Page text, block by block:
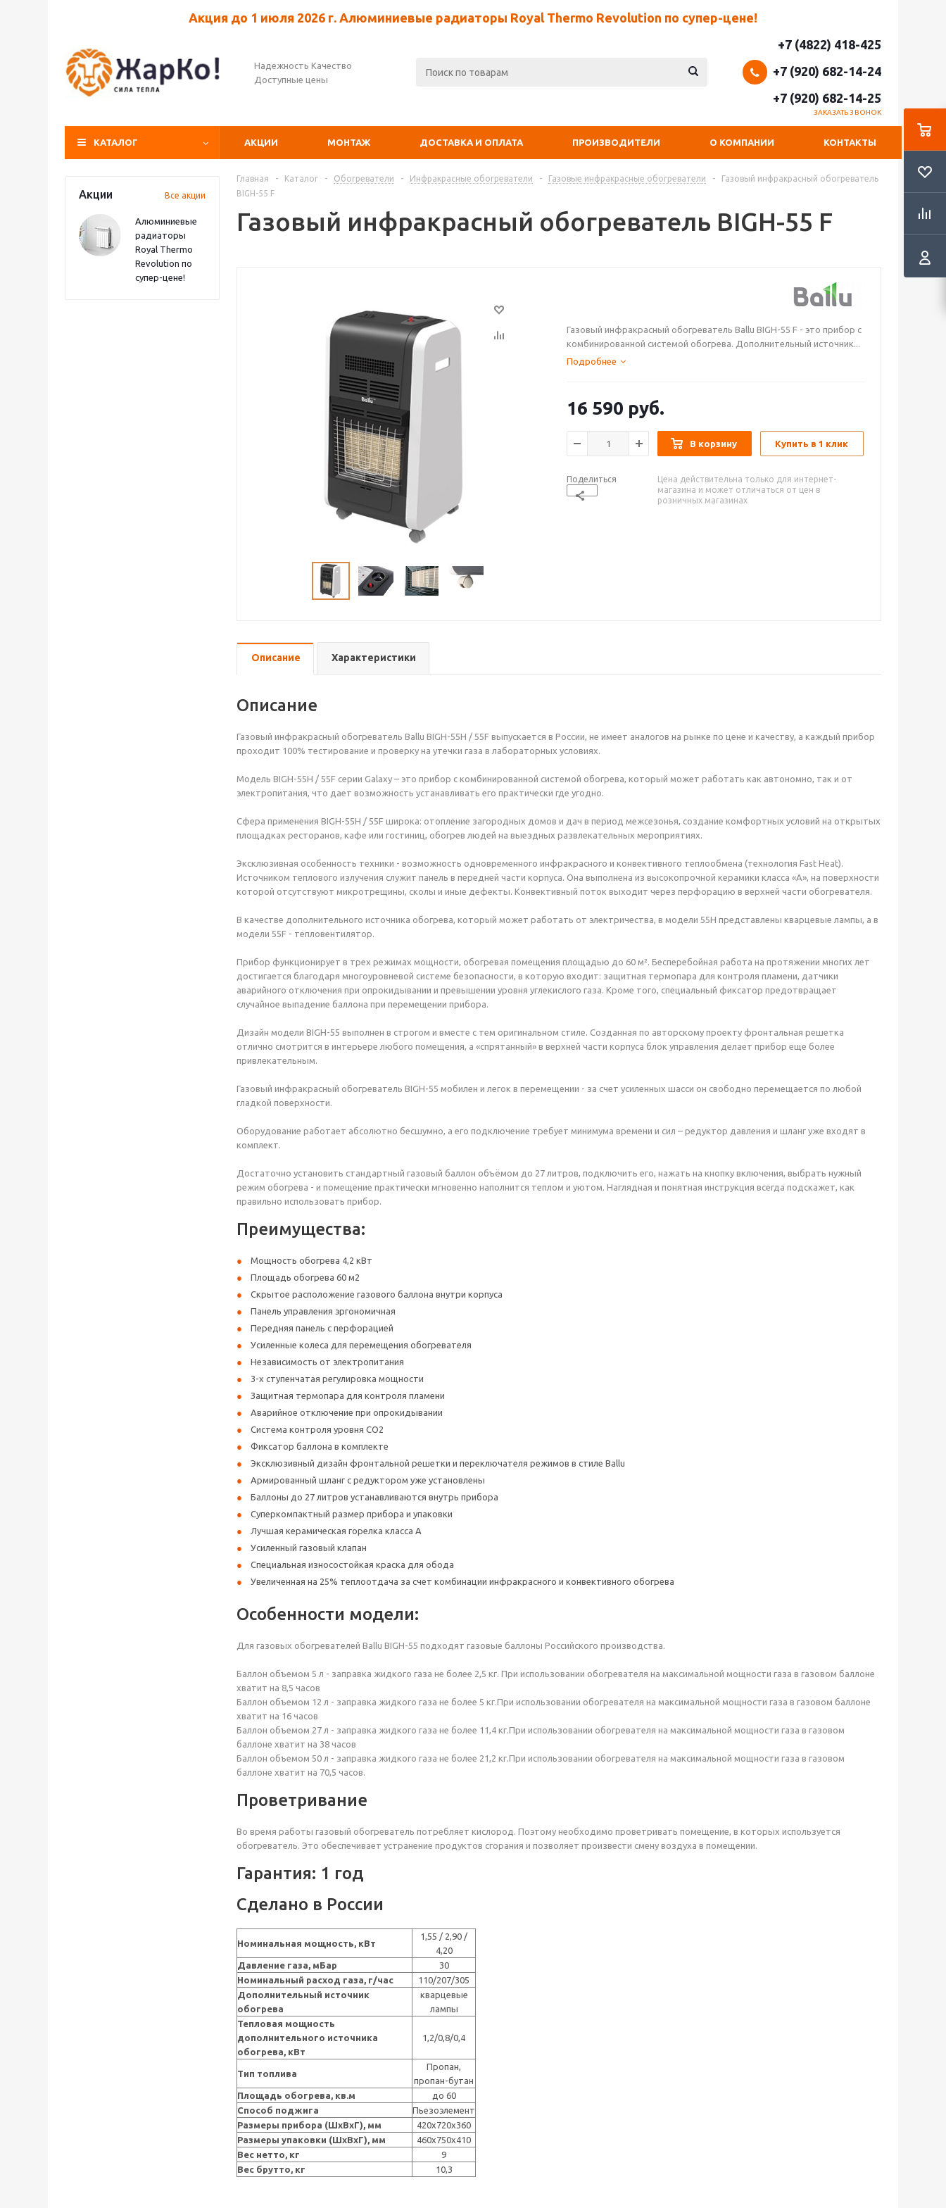
Акция до 1 июля 2026 г. Алюминиевые радиаторы Royal Thermo Revolution по супер-цене!
Надежность Качество
Доступные цены
+7 (4822) 418-425
+7 (920) 682-14-24
+7 (920) 682-14-25
ЗАКАЗАТЬ ЗВОНОК
КАТАЛОГ АКЦИИ МОНТАЖ ДОСТАВКА И ОПЛАТА ПРОИЗВОДИТЕЛИ О КОМПАНИИ КОНТАКТЫ
Акции Все акции
Алюминиевые
радиаторы
Royal Thermo
Revolution по
супер-цене!
Главная - Каталог - Обогреватели - Инфракрасные обогреватели - Газовые инфракрасные обогреватели -
Газовый инфракрасный обогреватель
BIGH-55 F
Газовый инфракрасный обогреватель BIGH-55 F
Газовый инфракрасный обогреватель Ballu BIGH-55 F - это прибор с
комбинированной системой обогрева. Дополнительный источник...
Подробнее
16 590 руб.
В корзину Купить в 1 клик
Поделиться
Цена действительна только для интернет-
магазина и может отличаться от цен в
розничных магазинах
Описание Характеристики
Описание
Газовый инфракрасный обогреватель Ballu BIGH-55H / 55F выпускается в России, не имеет аналогов на рынке по цене и качеству, а каждый прибор
проходит 100% тестирование и проверку на утечки газа в лабораторных условиях.
Модель BIGH-55H / 55F серии Galaxy – это прибор с комбинированной системой обогрева, который может работать как автономно, так и от
электропитания, что дает возможность устанавливать его практически где угодно.
Сфера применения BIGH-55H / 55F широка: отопление загородных домов и дач в период межсезонья, создание комфортных условий на открытых
площадках ресторанов, кафе или гостиниц, обогрев людей на выездных развлекательных мероприятиях.
Эксклюзивная особенность техники - возможность одновременного инфракрасного и конвективного теплообмена (технология Fast Heat).
Источником теплового излучения служит панель в передней части корпуса. Она выполнена из высокопрочной керамики класса «А», на поверхности
которой отсутствуют микротрещины, сколы и иные дефекты. Конвективный поток выходит через перфорацию в верхней части обогревателя.
В качестве дополнительного источника обогрева, который может работать от электричества, в модели 55H представлены кварцевые лампы, а в
модели 55F - тепловентилятор.
Прибор функционирует в трех режимах мощности, обогревая помещения площадью до 60 м². Бесперебойная работа на протяжении многих лет
достигается благодаря многоуровневой системе безопасности, в которую входит: защитная термопара для контроля пламени, датчики
аварийного отключения при опрокидывании и превышении уровня углекислого газа. Кроме того, специальный фиксатор предотвращает
случайное выпадение баллона при перемещении прибора.
Дизайн модели BIGH-55 выполнен в строгом и вместе с тем оригинальном стиле. Созданная по авторскому проекту фронтальная решетка
отлично смотрится в интерьере любого помещения, а «спрятанный» в верхней части корпуса блок управления делает прибор еще более
привлекательным.
Газовый инфракрасный обогреватель BIGH-55 мобилен и легок в перемещении - за счет усиленных шасси он свободно перемещается по любой
гладкой поверхности.
Оборудование работает абсолютно бесшумно, а его подключение требует минимума времени и сил – редуктор давления и шланг уже входят в
комплект.
Достаточно установить стандартный газовый баллон объёмом до 27 литров, подключить его, нажать на кнопку включения, выбрать нужный
режим обогрева - и помещение практически мгновенно наполнится теплом и уютом. Наглядная и понятная инструкция всегда подскажет, как
правильно использовать прибор.
Преимущества:
Мощность обогрева 4,2 кВт
Площадь обогрева 60 м2
Скрытое расположение газового баллона внутри корпуса
Панель управления эргономичная
Передняя панель с перфорацией
Усиленные колеса для перемещения обогревателя
Независимость от электропитания
3-х ступенчатая регулировка мощности
Защитная термопара для контроля пламени
Аварийное отключение при опрокидывании
Система контроля уровня СО2
Фиксатор баллона в комплекте
Эксклюзивный дизайн фронтальной решетки и переключателя режимов в стиле Ballu
Армированный шланг с редуктором уже установлены
Баллоны до 27 литров устанавливаются внутрь прибора
Суперкомпактный размер прибора и упаковки
Лучшая керамическая горелка класса А
Усиленный газовый клапан
Специальная износостойкая краска для обода
Увеличенная на 25% теплоотдача за счет комбинации инфракрасного и конвективного обогрева
Особенности модели:
Для газовых обогревателей Ballu BIGH-55 подходят газовые баллоны Российского производства.
Баллон объемом 5 л - заправка жидкого газа не более 2,5 кг. При использовании обогревателя на максимальной мощности газа в газовом баллоне
хватит на 8,5 часов
Баллон объемом 12 л - заправка жидкого газа не более 5 кг.При использовании обогревателя на максимальной мощности газа в газовом баллоне
хватит на 16 часов
Баллон объемом 27 л - заправка жидкого газа не более 11,4 кг.При использовании обогревателя на максимальной мощности газа в газовом
баллоне хватит на 38 часов
Баллон объемом 50 л - заправка жидкого газа не более 21,2 кг.При использовании обогревателя на максимальной мощности газа в газовом
баллоне хватит на 70,5 часов.
Проветривание
Во время работы газовый обогреватель потребляет кислород. Поэтому необходимо проветривать помещение, в которых используется
обогреватель. Это обеспечивает устранение продуктов сгорания и позволяет произвести смену воздуха в помещении.
Гарантия: 1 год
Сделано в России
Номинальная мощность, кВт
1,55 / 2,90 /
4,20
Давление газа, мБар
30
Номинальный расход газа, г/час
110/207/305
Дополнительный источник
обогрева
кварцевые
лампы
Тепловая мощность
дополнительного источника
обогрева, кВт
1,2/0,8/0,4
Тип топлива
Пропан,
пропан-бутан
Площадь обогрева, кв.м
до 60
Способ поджига
Пьезоэлемент
Размеры прибора (ШxВxГ), мм
420х720х360
Размеры упаковки (ШxВxГ), мм
460х750х410
Вес нетто, кг
9
Вес брутто, кг
10,3